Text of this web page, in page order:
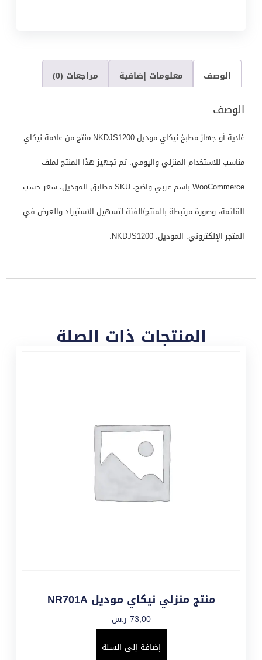
الوصف معلومات إضافية مراجعات (0)
الوصف
غلاية أو جهاز مطبخ نيكاي موديل NKDJS1200 منتج من علامة نيكاي
مناسب للاستخدام المنزلي واليومي. تم تجهيز هذا المنتج لملف
WooCommerce باسم عربي واضح، SKU مطابق للموديل، سعر حسب
القائمة، وصورة مرتبطة بالمنتج/الفئة لتسهيل الاستيراد والعرض في
المتجر الإلكتروني. الموديل: NKDJS1200.
المنتجات ذات الصلة
منتج منزلي نيكاي موديل NR701A
73,00 ر.س
إضافة إلى السلة